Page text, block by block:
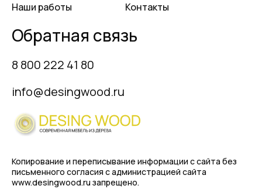
Наши работы
Контакты
Обратная связь
8 800 222 41 80
info@desingwood.ru
Копирование и переписывание информации с сайта без
письменного согласия с администрацией сайта
www.desingwood.ru запрещено.